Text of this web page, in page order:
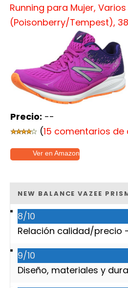
Running para Mujer,
(Poisonberry/Tempest), 38
Precio: --
(15 comentarios de
Ver en Amazon
NEW BALANCE VAZEE
8/10
Relación calidad/precio -
9/10
Diseño, materiales y